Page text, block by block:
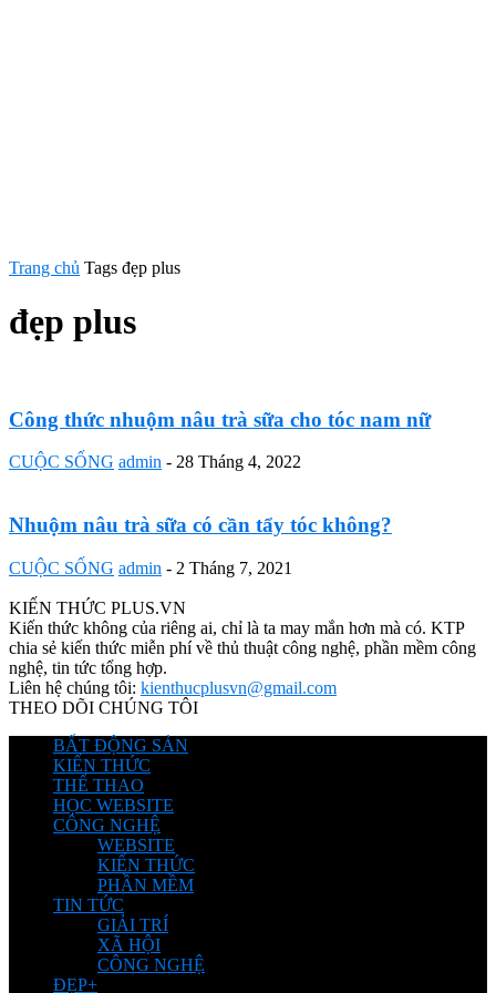
Trang chủ Tags đẹp plus
đẹp plus
Công thức nhuộm nâu trà sữa cho tóc nam nữ
CUỘC SỐNG admin - 28 Tháng 4, 2022
Nhuộm nâu trà sữa có cần tẩy tóc không?
CUỘC SỐNG admin - 2 Tháng 7, 2021
KIẾN THỨC PLUS.VN
Kiến thức không của riêng ai, chỉ là ta may mắn hơn mà có. KTP
chia sẻ kiến thức miễn phí về thủ thuật công nghệ, phần mềm công
nghệ, tin tức tổng hợp.
Liên hệ chúng tôi: kienthucplusvn@gmail.com
THEO DÕI CHÚNG TÔI
BẤT ĐỘNG SẢN
KIẾN THỨC
THỂ THAO
HỌC WEBSITE
CÔNG NGHỆ
WEBSITE
KIẾN THỨC
PHẦN MỀM
TIN TỨC
GIẢI TRÍ
XÃ HỘI
CÔNG NGHỆ
ĐẸP+